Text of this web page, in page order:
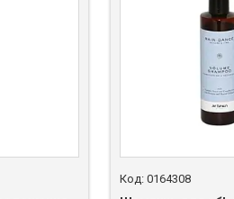
0164308